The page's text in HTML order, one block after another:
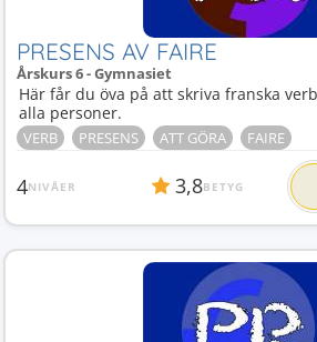
PRESENS AV FAIRE
Årskurs 6 - Gymnasiet
Här får du öva på att skriva franska
alla personer.
VERB PRESENS ATT GÖRA FAIRE
4NIVÅER 3,8BETYG